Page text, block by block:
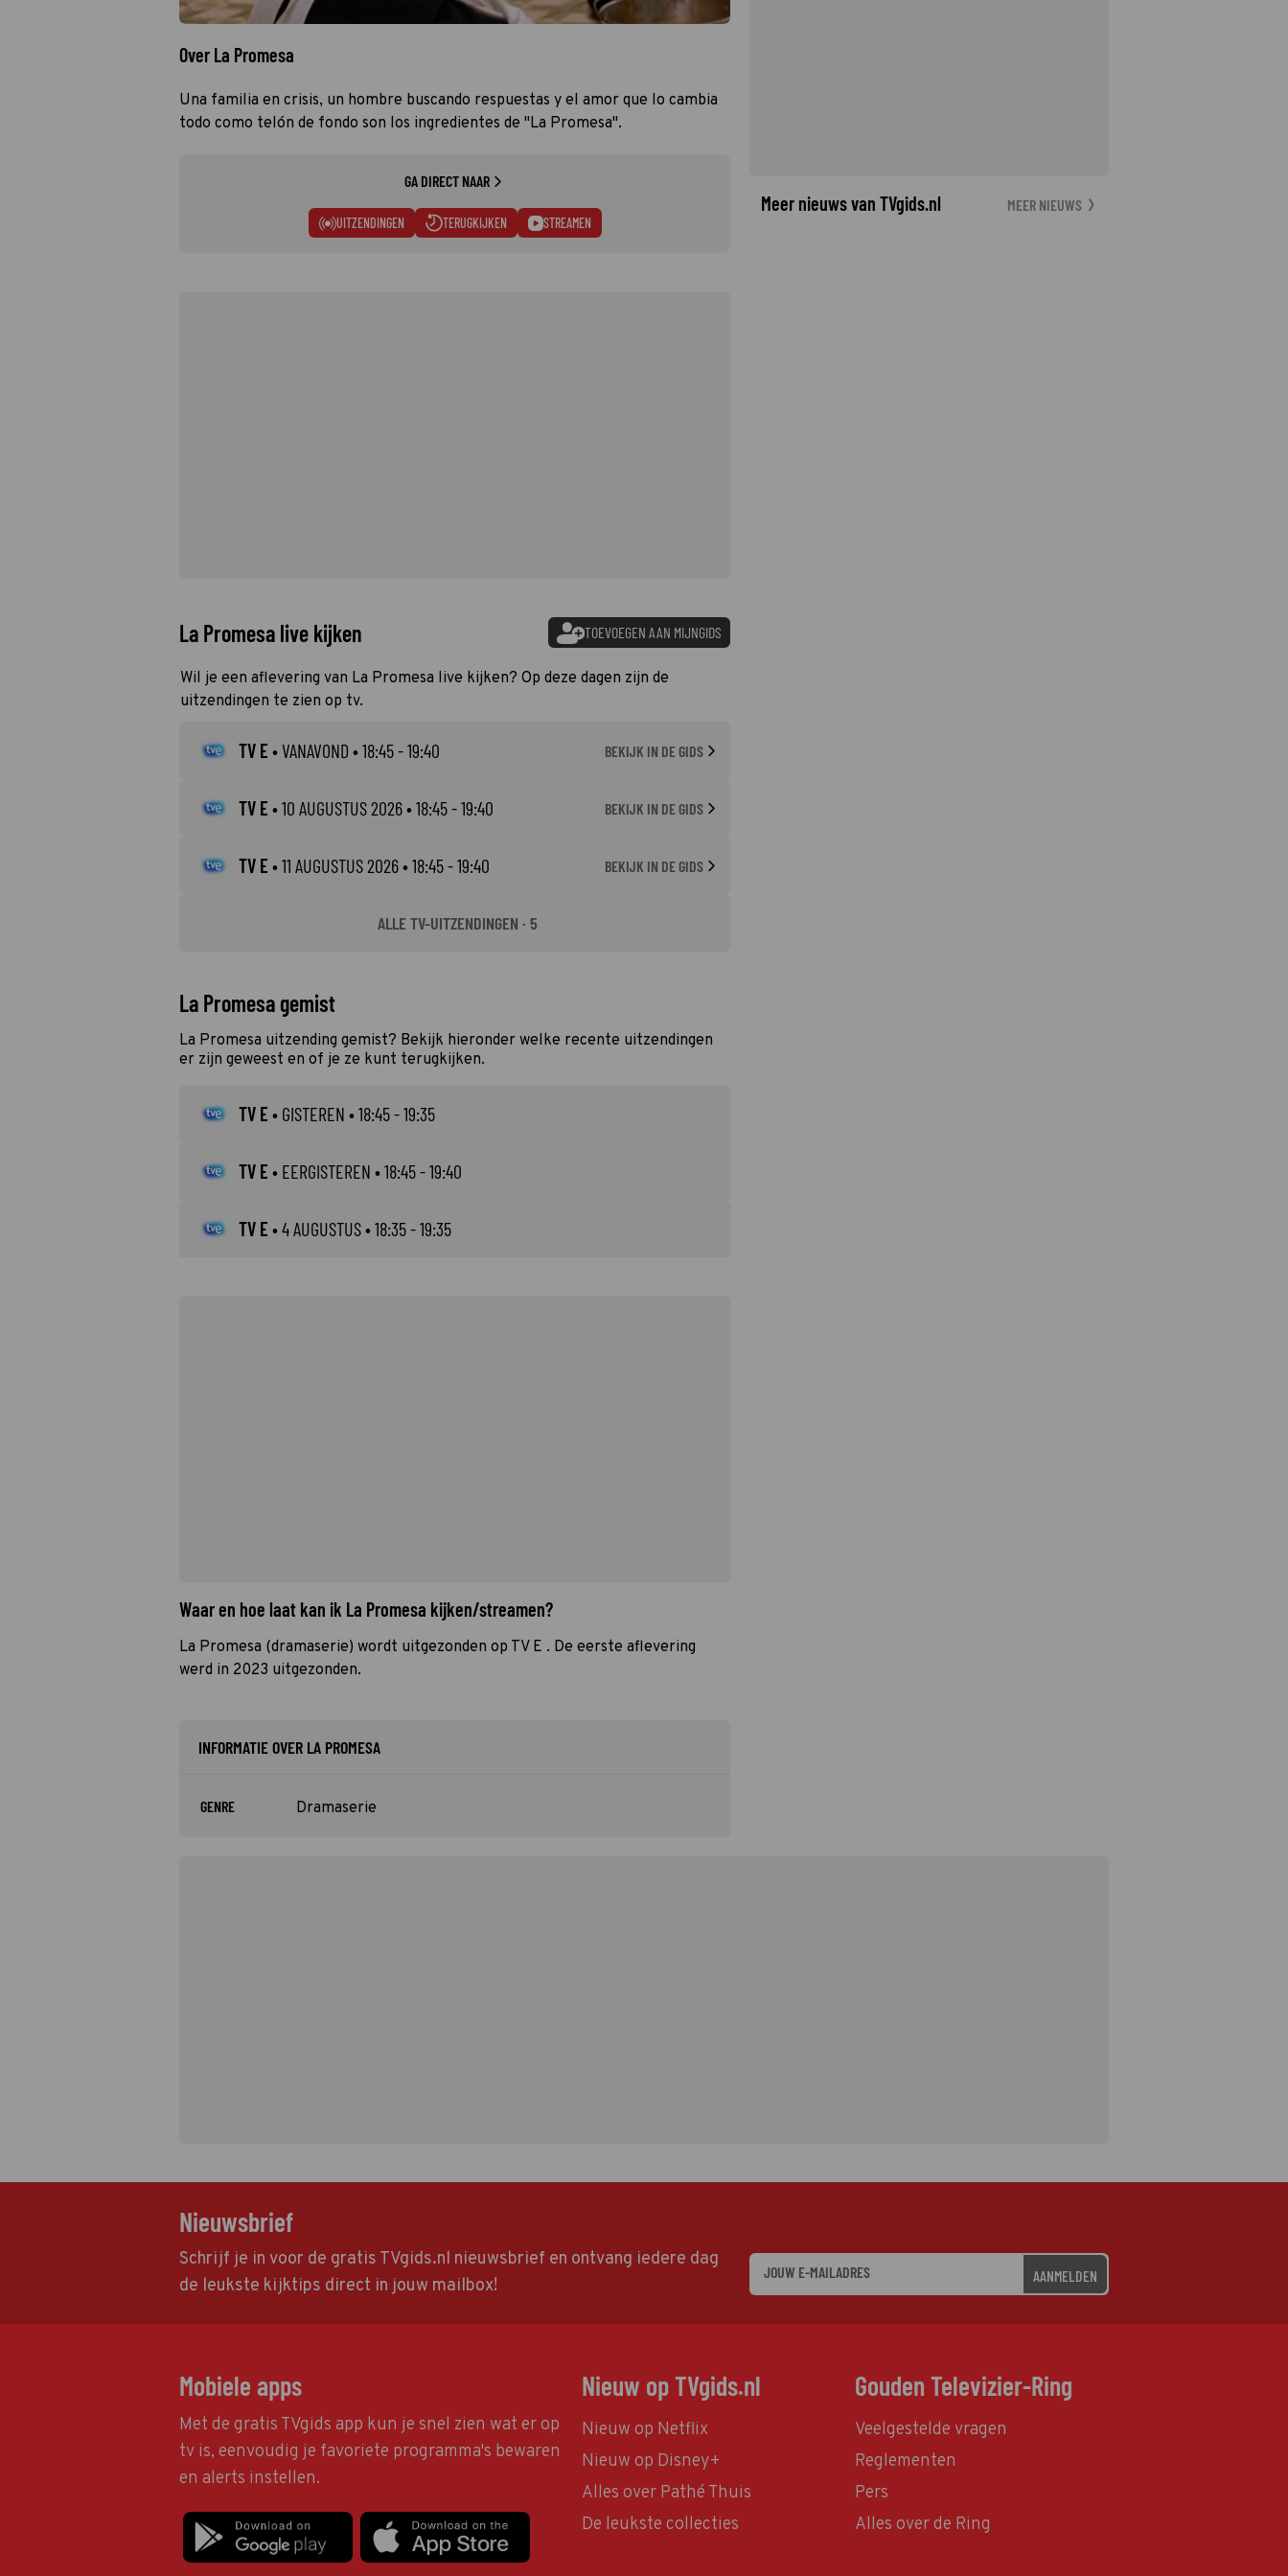
Over La Promesa
Una familia en crisis, un hombre buscando respuestas y el amor que lo cambia
todo como telón de fondo son los ingredientes de "La Promesa".
GA DIRECT NAAR
UITZENDINGEN TERUGKIJKEN STREAMEN
La Promesa live kijken TOEVOEGEN AAN MIJNGIDS
Wil je een aflevering van La Promesa live kijken? Op deze dagen zijn de
uitzendingen te zien op tv.
TV E •VANAVOND • 18:45 - 19:40 BEKIJK IN DE GIDS
TV E •10 AUGUSTUS 2026• 18:45 - 19:40 BEKIJK IN DE GIDS
TV E •11 AUGUSTUS 2026• 18:45 - 19:40 BEKIJK IN DE GIDS
ALLE TV-UITZENDINGEN · 5
La Promesa gemist
La Promesa uitzending gemist? Bekijk hieronder welke recente uitzendingen
er zijn geweest en of je ze kunt terugkijken.
TV E • GISTEREN • 18:45 - 19:35
TV E • EERGISTEREN • 18:45 - 19:40
TV E •4 AUGUSTUS• 18:35 - 19:35
Waar en hoe laat kan ik La Promesa kijken/streamen?
La Promesa (dramaserie) wordt uitgezonden op TV E . De eerste aflevering
werd in 2023 uitgezonden.
INFORMATIE OVER LA PROMESA
GENRE Dramaserie
Meer nieuws van TVgids.nl MEER NIEUWS
Nieuwsbrief
Schrijf je in voor de gratis TVgids.nl nieuwsbrief en ontvang iedere dag
de leukste kijktips direct in jouw mailbox!
AANMELDEN
Mobiele apps
Met de gratis TVgids app kun je snel zien wat er op
tv is, eenvoudig je favoriete programma's bewaren
en alerts instellen.
Nieuw op TVgids.nl
Nieuw op Netflix
Nieuw op Disney+
Alles over Pathé Thuis
De leukste collecties
Gouden Televizier-Ring
Veelgestelde vragen
Reglementen
Pers
Alles over de Ring